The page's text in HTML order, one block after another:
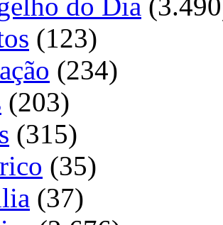
(123)
(234)
(203)
(315)
(35)
(37)